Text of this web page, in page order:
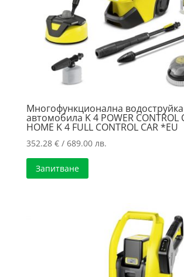
Многофункционална
автомобила K 4 POWER CONTROL
HOME K 4 FULL CONTROL CAR *EU
352.28 €/ 689.00 лв.
Запитване